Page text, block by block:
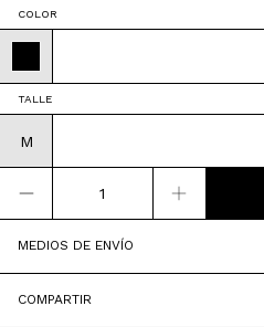
COLOR
TALLE
M
MEDIOS DE ENVÍO
COMPARTIR